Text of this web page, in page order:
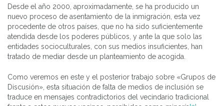
Desde el año 2000, aproximadamente, se ha producido un
nuevo proceso de asentamiento de la inmigración, esta vez
procedente de otros países, que no ha sido suficientemente
atendida desde los poderes públicos, y ante la que solo las
entidades socioculturales, con sus medios insuficientes, han
tratado de mediar desde un planteamiento de acogida.
Como veremos en este y el posterior trabajo sobre «Grupos de
Discusión», esta situación de falta de medios de inclusión se
traduce en mensajes contradictorios del vecindario tradicional